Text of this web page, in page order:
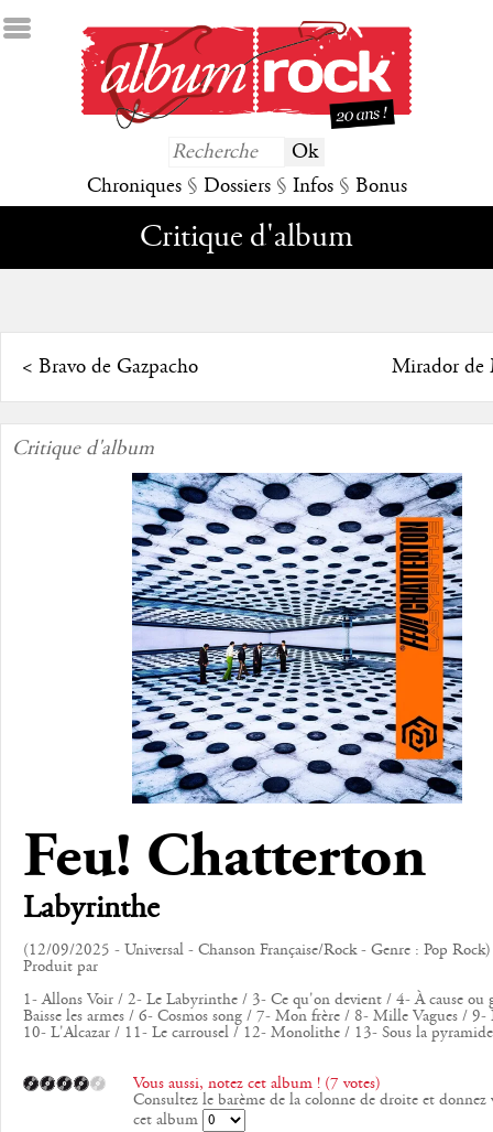
Chroniques § Dossiers § Infos § Bonus
Critique d'album
< Bravo de Gazpacho Mirador de
Critique d'album
Feu! Chatterton
Labyrinthe
(12/09/2025 - Universal - Chanson Française/Rock - Genre : Pop Rock)
Produit par
1- Allons Voir / 2- Le Labyrinthe / 3- Ce qu'on devient / 4- À cause ou
Baisse les armes / 6- Cosmos song / 7- Mon frère / 8- Mille Vagues /
10- L'Alcazar / 11- Le carrousel / 12- Monolithe / 13- Sous la pyramide
Vous aussi, notez cet album ! (7 votes)
Consultez le barème de la colonne de droite et donnez
cet album